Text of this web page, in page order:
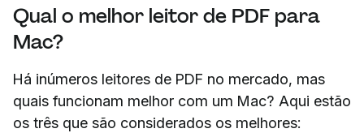
Qual o melhor leitor de PDF para
Mac?
Há inúmeros leitores de PDF no mercado, mas
quais funcionam melhor com um Mac? Aqui estão
os três que são considerados os melhores: